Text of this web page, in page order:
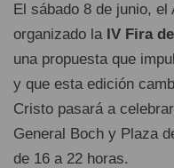
El sábado 8 de junio, el
organizado la IV Fira
una propuesta que
y que esta edición
Cristo pasará a
General Boch y Plaza
de 16 a 22 horas.